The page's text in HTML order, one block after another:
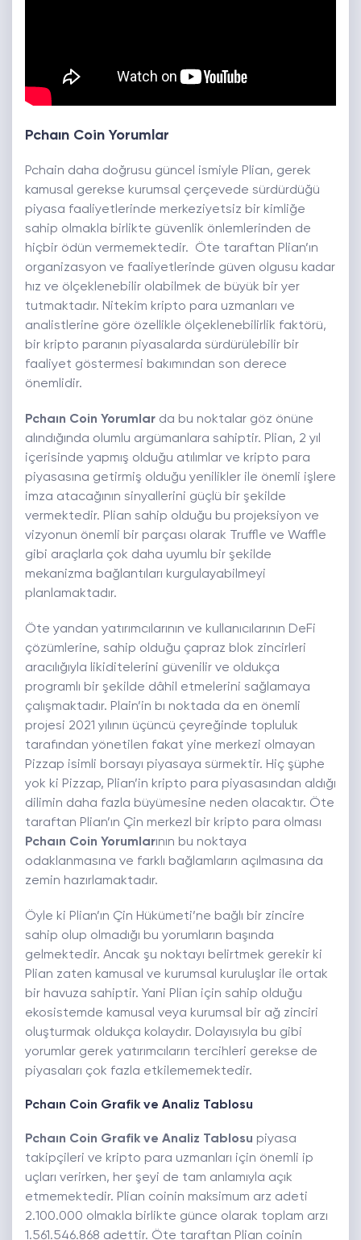
Pchaın Coin Yorumlar
Pchain daha doğrusu güncel ismiyle Plian, gerek
kamusal gerekse kurumsal çerçevede sürdürdüğü
piyasa faaliyetlerinde merkeziyetsiz bir kimliğe
sahip olmakla birlikte güvenlik önlemlerinden de
hiçbir ödün vermemektedir. Öte taraftan Plian’ın
organizasyon ve faaliyetlerinde güven olgusu kadar
hız ve ölçeklenebilir olabilmek de büyük bir yer
tutmaktadır. Nitekim kripto para uzmanları ve
analistlerine göre özellikle ölçeklenebilirlik faktörü,
bir kripto paranın piyasalarda sürdürülebilir bir
faaliyet göstermesi bakımından son derece
önemlidir.
Pchaın Coin Yorumlar da bu noktalar göz önüne
alındığında olumlu argümanlara sahiptir. Plian, 2 yıl
içerisinde yapmış olduğu atılımlar ve kripto para
piyasasına getirmiş olduğu yenilikler ile önemli işlere
imza atacağının sinyallerini güçlü bir şekilde
vermektedir. Plian sahip olduğu bu projeksiyon ve
vizyonun önemli bir parçası olarak Truffle ve Waffle
gibi araçlarla çok daha uyumlu bir şekilde
mekanizma bağlantıları kurgulayabilmeyi
planlamaktadır.
Öte yandan yatırımcılarının ve kullanıcılarının DeFi
çözümlerine, sahip olduğu çapraz blok zincirleri
aracılığıyla likiditelerini güvenilir ve oldukça
programlı bir şekilde dâhil etmelerini sağlamaya
çalışmaktadır. Plain’in bı noktada da en önemli
projesi 2021 yılının üçüncü çeyreğinde topluluk
tarafından yönetilen fakat yine merkezi olmayan
Pizzap isimli borsayı piyasaya sürmektir. Hiç şüphe
yok ki Pizzap, Plian’in kripto para piyasasından aldığı
dilimin daha fazla büyümesine neden olacaktır. Öte
taraftan Plian’ın Çin merkezl bir kripto para olması
Pchaın Coin Yorumlarının bu noktaya
odaklanmasına ve farklı bağlamların açılmasına da
zemin hazırlamaktadır.
Öyle ki Plian’ın Çin Hükümeti’ne bağlı bir zincire
sahip olup olmadığı bu yorumların başında
gelmektedir. Ancak şu noktayı belirtmek gerekir ki
Plian zaten kamusal ve kurumsal kuruluşlar ile ortak
bir havuza sahiptir. Yani Plian için sahip olduğu
ekosistemde kamusal veya kurumsal bir ağ zinciri
oluşturmak oldukça kolaydır. Dolayısıyla bu gibi
yorumlar gerek yatırımcıların tercihleri gerekse de
piyasaları çok fazla etkilememektedir.
Pchaın Coin Grafik ve Analiz Tablosu
Pchaın Coin Grafik ve Analiz Tablosu piyasa
takipçileri ve kripto para uzmanları için önemli ip
uçları verirken, her şeyi de tam anlamıyla açık
etmemektedir. Plian coinin maksimum arz adeti
2.100.000 olmakla birlikte günce olarak toplam arzı
1.561.546.868 adettir. Öte taraftan Plian coinin